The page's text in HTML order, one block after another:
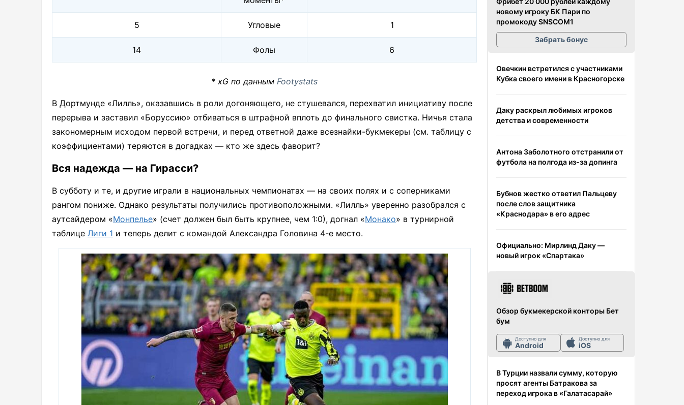
5 Угловые 1
14 Фолы 6
* xG по данным Footystats
В Дортмунде «Лилль», оказавшись в роли догоняющего, не стушевался, перехватил инициативу после
перерыва и заставил «Боруссию» отбиваться в штрафной вплоть до финального свистка. Ничья стала
закономерным исходом первой встречи, и перед ответной даже всезнайки-букмекеры (см. таблицу с
коэффициентами) теряются в догадках — кто же здесь фаворит?
Вся надежда — на Гирасси?
В субботу и те, и другие играли в национальных чемпионатах — на своих полях и с соперниками
рангом пониже. Однако результаты получились противоположными. «Лилль» уверенно разобрался с
аутсайдером «Монпелье» (счет должен был быть крупнее, чем 1:0), догнал «Монако» в турнирной
таблице Лиги 1 и теперь делит с командой Александра Головина 4-е место.
новому игроку БК Пари по
промокоду SNSCOM1
Забрать бонус
Овечкин встретился с участниками
Кубка своего имени в Красногорске
Даку раскрыл любимых игроков
детства и современности
Антона Заболотного отстранили от
футбола на полгода из-за допинга
Бубнов жестко ответил Пальцеву
после слов защитника
«Краснодара» в его адрес
Официально: Мирлинд Даку —
новый игрок «Спартака»
Обзор букмекерской конторы Бет
бум
Доступно для
Android
Доступно для
iOS
В Турции назвали сумму, которую
просят агенты Батракова за
переход игрока в «Галатасарай»